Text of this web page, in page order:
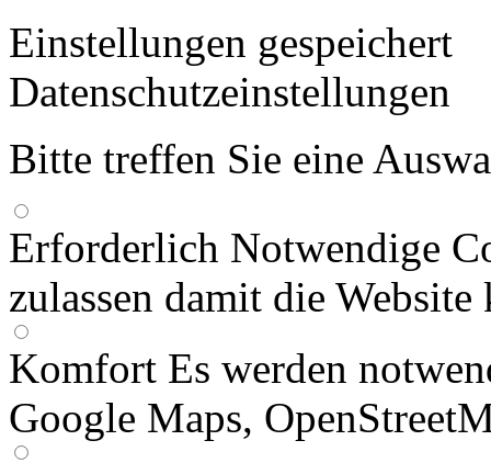
Einstellungen gespeichert
Datenschutzeinstellungen
Bitte treffen Sie eine
Erforderlich Notwendige
zulassen damit die
Komfort Es werden
Google Maps,